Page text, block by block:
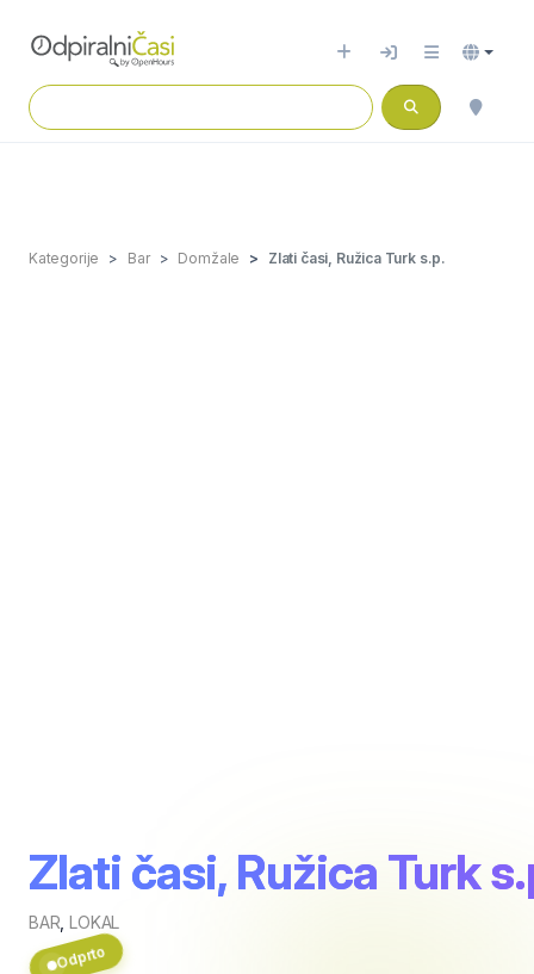
Kategorije Bar Domžale Zlati časi, Ružica Turk s.p.
Zlati časi, Ružica Turk
BAR ,LOKAL
Odprto